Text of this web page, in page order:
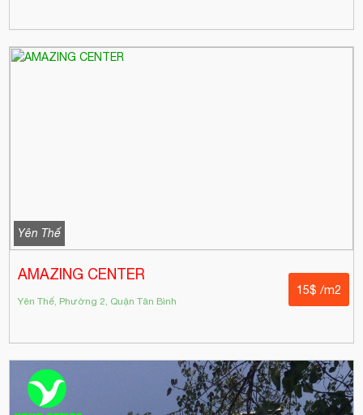
Yên Thế
AMAZING CENTER
Yên Thế, Phường 2, Quận Tân Bình
15$ /m2